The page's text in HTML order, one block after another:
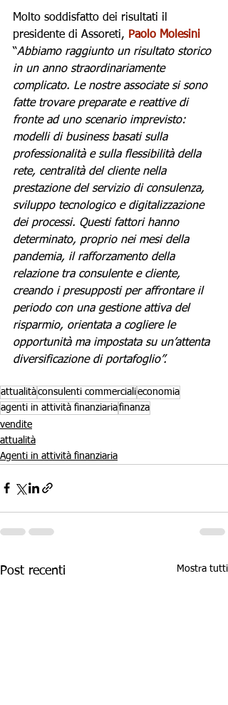
Molto soddisfatto dei risultati il
presidente di Assoreti, Paolo Molesini
“Abbiamo raggiunto un risultato storico
in un anno straordinariamente
complicato. Le nostre associate si sono
fatte trovare preparate e reattive di
fronte ad uno scenario imprevisto:
modelli di business basati sulla
professionalità e sulla flessibilità della
rete, centralità del cliente nella
prestazione del servizio di consulenza,
sviluppo tecnologico e digitalizzazione
dei processi. Questi fattori hanno
determinato, proprio nei mesi della
pandemia, il rafforzamento della
relazione tra consulente e cliente,
creando i presupposti per affrontare il
periodo con una gestione attiva del
risparmio, orientata a cogliere le
opportunità ma impostata su un’attenta
diversificazione di portafoglio”.
attualitàconsulenti commercialieconomia
agenti in attività finanziariafinanza
vendite
attualità
Agenti in attività finanziaria
Post recenti Mostra tutti